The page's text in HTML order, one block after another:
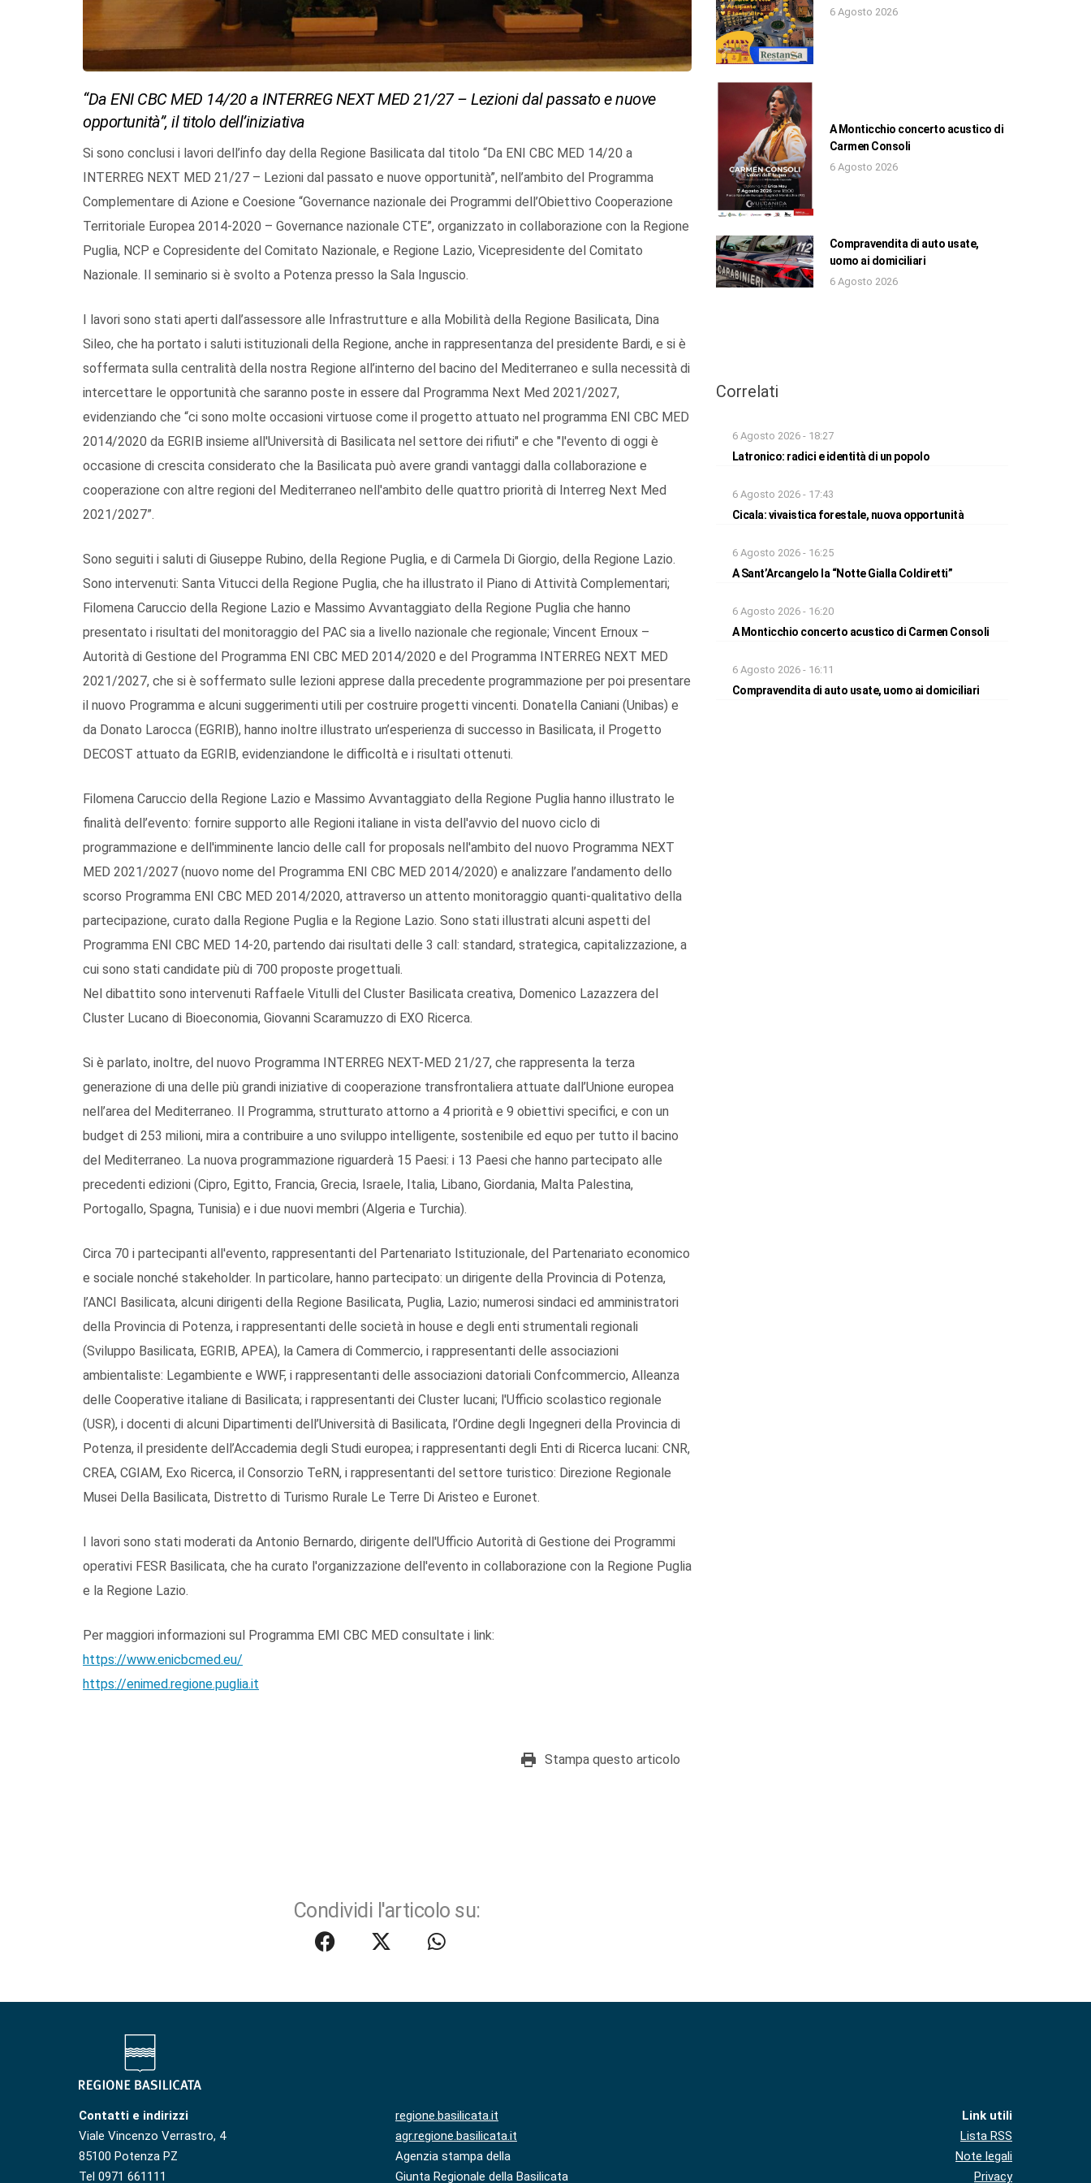
“Da ENI CBC MED 14/20 a INTERREG NEXT MED 21/27 – Lezioni dal passato e nuove
opportunità”, il titolo dell’iniziativa
Si sono conclusi i lavori dell’info day della Regione Basilicata dal titolo “Da ENI CBC MED 14/20 a
INTERREG NEXT MED 21/27 – Lezioni dal passato e nuove opportunità”, nell’ambito del Programma
Complementare di Azione e Coesione “Governance nazionale dei Programmi dell’Obiettivo Cooperazione
Territoriale Europea 2014-2020 – Governance nazionale CTE”, organizzato in collaborazione con la Regione
Puglia, NCP e Copresidente del Comitato Nazionale, e Regione Lazio, Vicepresidente del Comitato
Nazionale. Il seminario si è svolto a Potenza presso la Sala Inguscio.
I lavori sono stati aperti dall’assessore alle Infrastrutture e alla Mobilità della Regione Basilicata, Dina
Sileo, che ha portato i saluti istituzionali della Regione, anche in rappresentanza del presidente Bardi, e si è
soffermata sulla centralità della nostra Regione all’interno del bacino del Mediterraneo e sulla necessità di
intercettare le opportunità che saranno poste in essere dal Programma Next Med 2021/2027,
evidenziando che “ci sono molte occasioni virtuose come il progetto attuato nel programma ENI CBC MED
2014/2020 da EGRIB insieme all'Università di Basilicata nel settore dei rifiuti" e che "l'evento di oggi è
occasione di crescita considerato che la Basilicata può avere grandi vantaggi dalla collaborazione e
cooperazione con altre regioni del Mediterraneo nell'ambito delle quattro priorità di Interreg Next Med
2021/2027”.
Sono seguiti i saluti di Giuseppe Rubino, della Regione Puglia, e di Carmela Di Giorgio, della Regione Lazio.
Sono intervenuti: Santa Vitucci della Regione Puglia, che ha illustrato il Piano di Attività Complementari;
Filomena Caruccio della Regione Lazio e Massimo Avvantaggiato della Regione Puglia che hanno
presentato i risultati del monitoraggio del PAC sia a livello nazionale che regionale; Vincent Ernoux –
Autorità di Gestione del Programma ENI CBC MED 2014/2020 e del Programma INTERREG NEXT MED
2021/2027, che si è soffermato sulle lezioni apprese dalla precedente programmazione per poi presentare
il nuovo Programma e alcuni suggerimenti utili per costruire progetti vincenti. Donatella Caniani (Unibas) e
da Donato Larocca (EGRIB), hanno inoltre illustrato un’esperienza di successo in Basilicata, il Progetto
DECOST attuato da EGRIB, evidenziandone le difficoltà e i risultati ottenuti.
Filomena Caruccio della Regione Lazio e Massimo Avvantaggiato della Regione Puglia hanno illustrato le
finalità dell’evento: fornire supporto alle Regioni italiane in vista dell'avvio del nuovo ciclo di
programmazione e dell'imminente lancio delle call for proposals nell'ambito del nuovo Programma NEXT
MED 2021/2027 (nuovo nome del Programma ENI CBC MED 2014/2020) e analizzare l’andamento dello
scorso Programma ENI CBC MED 2014/2020, attraverso un attento monitoraggio quanti-qualitativo della
partecipazione, curato dalla Regione Puglia e la Regione Lazio. Sono stati illustrati alcuni aspetti del
Programma ENI CBC MED 14-20, partendo dai risultati delle 3 call: standard, strategica, capitalizzazione, a
cui sono stati candidate più di 700 proposte progettuali.
Nel dibattito sono intervenuti Raffaele Vitulli del Cluster Basilicata creativa, Domenico Lazazzera del
Cluster Lucano di Bioeconomia, Giovanni Scaramuzzo di EXO Ricerca.
Si è parlato, inoltre, del nuovo Programma INTERREG NEXT-MED 21/27, che rappresenta la terza
generazione di una delle più grandi iniziative di cooperazione transfrontaliera attuate dall’Unione europea
nell’area del Mediterraneo. Il Programma, strutturato attorno a 4 priorità e 9 obiettivi specifici, e con un
budget di 253 milioni, mira a contribuire a uno sviluppo intelligente, sostenibile ed equo per tutto il bacino
del Mediterraneo. La nuova programmazione riguarderà 15 Paesi: i 13 Paesi che hanno partecipato alle
precedenti edizioni (Cipro, Egitto, Francia, Grecia, Israele, Italia, Libano, Giordania, Malta Palestina,
Portogallo, Spagna, Tunisia) e i due nuovi membri (Algeria e Turchia).
Circa 70 i partecipanti all'evento, rappresentanti del Partenariato Istituzionale, del Partenariato economico
e sociale nonché stakeholder. In particolare, hanno partecipato: un dirigente della Provincia di Potenza,
l’ANCI Basilicata, alcuni dirigenti della Regione Basilicata, Puglia, Lazio; numerosi sindaci ed amministratori
della Provincia di Potenza, i rappresentanti delle società in house e degli enti strumentali regionali
(Sviluppo Basilicata, EGRIB, APEA), la Camera di Commercio, i rappresentanti delle associazioni
ambientaliste: Legambiente e WWF, i rappresentanti delle associazioni datoriali Confcommercio, Alleanza
delle Cooperative italiane di Basilicata; i rappresentanti dei Cluster lucani; l'Ufficio scolastico regionale
(USR), i docenti di alcuni Dipartimenti dell’Università di Basilicata, l’Ordine degli Ingegneri della Provincia di
Potenza, il presidente dell’Accademia degli Studi europea; i rappresentanti degli Enti di Ricerca lucani: CNR,
CREA, CGIAM, Exo Ricerca, il Consorzio TeRN, i rappresentanti del settore turistico: Direzione Regionale
Musei Della Basilicata, Distretto di Turismo Rurale Le Terre Di Aristeo e Euronet.
I lavori sono stati moderati da Antonio Bernardo, dirigente dell'Ufficio Autorità di Gestione dei Programmi
operativi FESR Basilicata, che ha curato l'organizzazione dell'evento in collaborazione con la Regione Puglia
e la Regione Lazio.
Per maggiori informazioni sul Programma EMI CBC MED consultate i link:
https://www.enicbcmed.eu/
https://enimed.regione.puglia.it
Stampa questo articolo
Condividi l'articolo su:
6 Agosto 2026
A Monticchio concerto acustico di
Carmen Consoli
6 Agosto 2026
Compravendita di auto usate,
uomo ai domiciliari
6 Agosto 2026
Correlati
6 Agosto 2026 - 18:27
Latronico: radici e identità di un popolo
6 Agosto 2026 - 17:43
Cicala: vivaistica forestale, nuova opportunità
6 Agosto 2026 - 16:25
A Sant’Arcangelo la “Notte Gialla Coldiretti”
6 Agosto 2026 - 16:20
A Monticchio concerto acustico di Carmen Consoli
6 Agosto 2026 - 16:11
Compravendita di auto usate, uomo ai domiciliari
Contatti e indirizzi
Viale Vincenzo Verrastro, 4
85100 Potenza PZ
Tel 0971 661111
regione.basilicata.it
agr.regione.basilicata.it
Agenzia stampa della
Giunta Regionale della Basilicata
Link utili
Lista RSS
Note legali
Privacy